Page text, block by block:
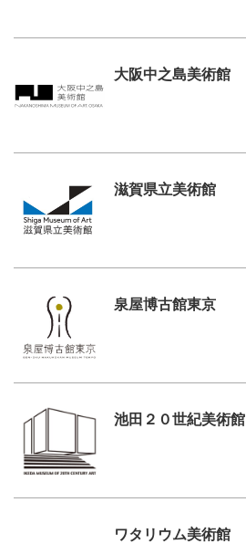
大阪中之島美術館
滋賀県立美術館
泉屋博古館東京
池田２０世紀美術館
ワタリウム美術館